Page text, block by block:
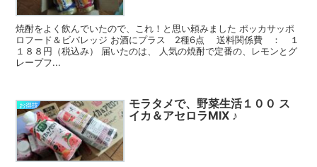
焼酎をよく飲んでいたので、これ！と思い頼みました ポッカサッポ
ロフード＆ビバレッジ お酒にプラス 2種6点 送料関係費 ： １
１８８円（税込み） 届いたのは、 人気の焼酎で定番の、レモンとグ
レープフ...
お得技
モラタメで、野菜生活１００ ス
イカ＆アセロラMIX ♪